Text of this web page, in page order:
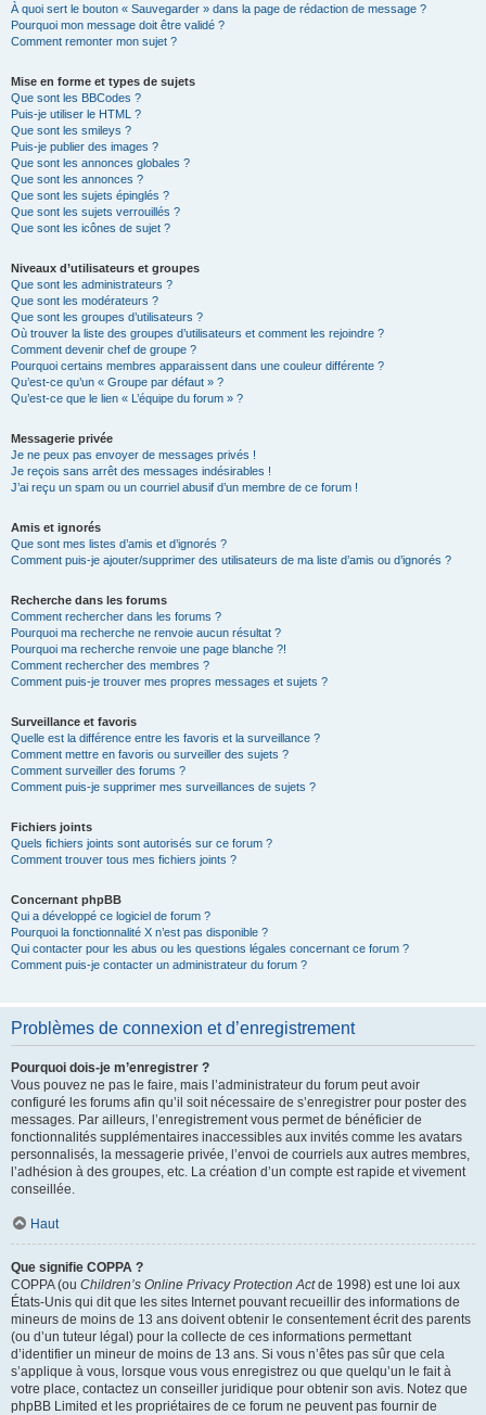
À quoi sert le bouton « Sauvegarder » dans la page de rédaction de message ?
Pourquoi mon message doit être validé ?
Comment remonter mon sujet ?
Mise en forme et types de sujets
Que sont les BBCodes ?
Puis-je utiliser le HTML ?
Que sont les smileys ?
Puis-je publier des images ?
Que sont les annonces globales ?
Que sont les annonces ?
Que sont les sujets épinglés ?
Que sont les sujets verrouillés ?
Que sont les icônes de sujet ?
Niveaux d’utilisateurs et groupes
Que sont les administrateurs ?
Que sont les modérateurs ?
Que sont les groupes d’utilisateurs ?
Où trouver la liste des groupes d’utilisateurs et comment les rejoindre ?
Comment devenir chef de groupe ?
Pourquoi certains membres apparaissent dans une couleur différente ?
Qu’est-ce qu’un « Groupe par défaut » ?
Qu’est-ce que le lien « L’équipe du forum » ?
Messagerie privée
Je ne peux pas envoyer de messages privés !
Je reçois sans arrêt des messages indésirables !
J’ai reçu un spam ou un courriel abusif d’un membre de ce forum !
Amis et ignorés
Que sont mes listes d’amis et d’ignorés ?
Comment puis-je ajouter/supprimer des utilisateurs de ma liste d’amis ou d’ignorés ?
Recherche dans les forums
Comment rechercher dans les forums ?
Pourquoi ma recherche ne renvoie aucun résultat ?
Pourquoi ma recherche renvoie une page blanche ?!
Comment rechercher des membres ?
Comment puis-je trouver mes propres messages et sujets ?
Surveillance et favoris
Quelle est la différence entre les favoris et la surveillance ?
Comment mettre en favoris ou surveiller des sujets ?
Comment surveiller des forums ?
Comment puis-je supprimer mes surveillances de sujets ?
Fichiers joints
Quels fichiers joints sont autorisés sur ce forum ?
Comment trouver tous mes fichiers joints ?
Concernant phpBB
Qui a développé ce logiciel de forum ?
Pourquoi la fonctionnalité X n’est pas disponible ?
Qui contacter pour les abus ou les questions légales concernant ce forum ?
Comment puis-je contacter un administrateur du forum ?
Problèmes de connexion et d’enregistrement
Pourquoi dois-je m’enregistrer ?
Vous pouvez ne pas le faire, mais l’administrateur du forum peut avoir
configuré les forums afin qu’il soit nécessaire de s’enregistrer pour poster des
messages. Par ailleurs, l’enregistrement vous permet de bénéficier de
fonctionnalités supplémentaires inaccessibles aux invités comme les avatars
personnalisés, la messagerie privée, l’envoi de courriels aux autres membres,
l’adhésion à des groupes, etc. La création d’un compte est rapide et vivement
conseillée.
Haut
Que signifie COPPA ?
COPPA (ou Children’s Online Privacy Protection Actde 1998) est une loi aux
États-Unis qui dit que les sites Internet pouvant recueillir des informations de
mineurs de moins de 13 ans doivent obtenir le consentement écrit des parents
(ou d’un tuteur légal) pour la collecte de ces informations permettant
d’identifier un mineur de moins de 13 ans. Si vous n’êtes pas sûr que cela
s’applique à vous, lorsque vous vous enregistrez ou que quelqu’un le fait à
votre place, contactez un conseiller juridique pour obtenir son avis. Notez que
phpBB Limited et les propriétaires de ce forum ne peuvent pas fournir de